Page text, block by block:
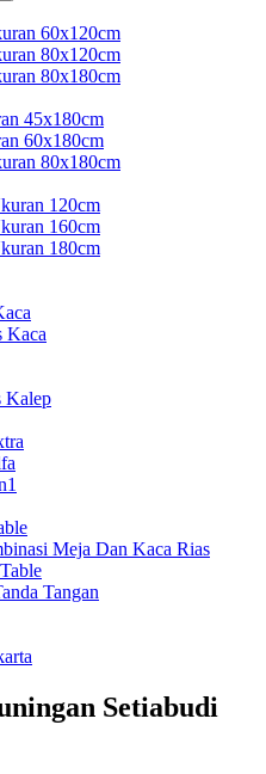
60x120cm
80x120cm
80x180cm
45x180cm
60x180cm
80x180cm
120cm
160cm
180cm
Kaca
Kalep
Meja Dan Kaca Rias
Tangan
Setiabudi